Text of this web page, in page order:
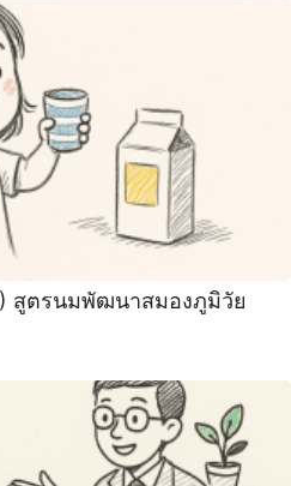
สูตรนมพัฒนาสมองภูมิวัย